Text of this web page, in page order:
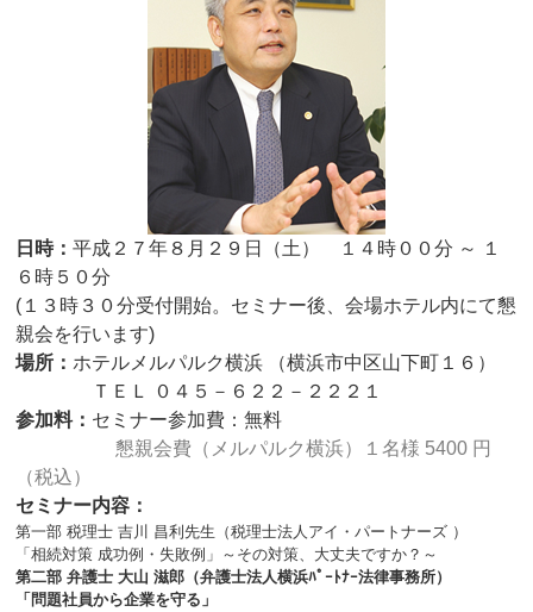
日時：平成２７年８月２９日（土） １４時００分 ～ １
６時５０分
(１３時３０分受付開始。セミナー後、会場ホテル内にて懇
親会を行います)
場所：ホテルメルパルク横浜 （横浜市中区山下町１６）
ＴＥＬ ０４５－６２２－２２２１
参加料： セミナー参加費：無料
懇親会費（メルパルク横浜）１名様 5400 円
（税込）
セミナー内容：
第一部 税理士 吉川 昌利先生（税理士法人アイ・パートナーズ ）
「相続対策 成功例・失敗例」 ～その対策、大丈夫ですか？～
第二部 弁護士 大山 滋郎（弁護士法人横浜ﾊﾟｰﾄﾅｰ法律事務所）
「問題社員から企業を守る」